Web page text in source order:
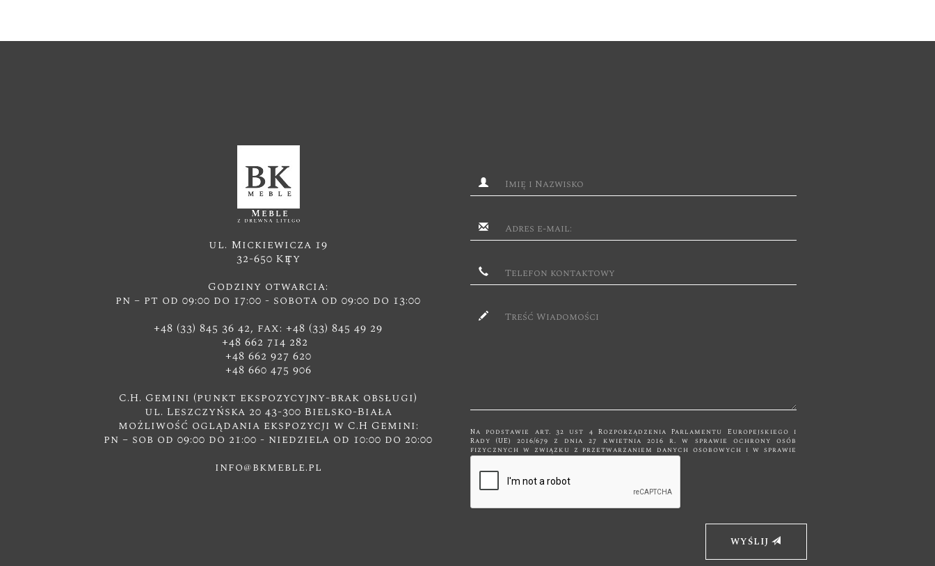
ul. Mickiewicza 19
32-650 Kęty
Godziny otwarcia:
pn – pt od 09:00 do 17:00 - sobota od 09:00 do 13:00
+48 (33) 845 36 42, fax: +48 (33) 845 49 29
+48 662 714 282
+48 662 927 620
+48 660 475 906
C.H. Gemini (punkt ekspozycyjny-brak obsługi)
ul. Leszczyńska 20 43-300 Bielsko-Biała
możliwość oglądania ekspozycji w C.H Gemini:
pn – sob od 09:00 do 21:00 - niedziela od 10:00 do 20:00
info@bkmeble.pl
Na podstawie art. 32 ust 4 Rozporządzenia Parlamentu Europejskiego i
Rady (UE) 2016/679 z dnia 27 kwietnia 2016 r. w sprawie ochrony osób
fizycznych w związku z przetwarzaniem danych osobowych i w sprawie
swobodnego przepływu takich danych, zwane dalej RODO Państwa dane
przetwarzane są tylko do celów kontaktowych i nie będą udostępniane
innym podmiotom niż upoważnionym na podstawie przepisów prawa. Dane
będą przetwarzane tylko i wyłącznie do momentu zrealizowania celu,
danych osobowych za pomocą formularza kontaktowego jest Firma "Bk
drogę kontaktu z nami za pomocą formularza kontaktowego,
usunięcia lub ograniczenia przetwarzania, a także wniesienia sprzeciwu
WYŚLIJ